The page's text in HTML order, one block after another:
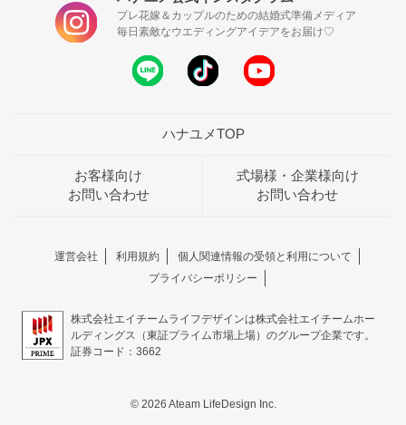
プレ花嫁＆カップルのための結婚式準備メディア
毎日素敵なウエディングアイデアをお届け♡
ハナユメTOP
お客様向け
お問い合わせ
式場様・企業様向け
お問い合わせ
運営会社 利用規約
個人関連情報の受領と利用について
プライバシーポリシー
株式会社エイチームライフデザインは株式会社エイチームホー
ルディングス（東証プライム市場上場）のグループ企業です。
証券コード：3662
© 2026 Ateam LifeDesign Inc.